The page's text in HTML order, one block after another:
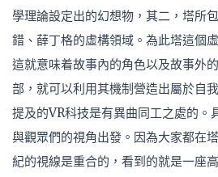
學理論設定出的幻想物，其二，塔所
錯、薛丁格的虛構領域。為此塔這個
這就意味着故事內的角色以及故事外
部，就可以利用其機制營造出屬於自
提及的VR科技是有異曲同工之處的。
與觀眾們的視角出發。因為大家都在
紀的視線是重合的，看到的就是一座